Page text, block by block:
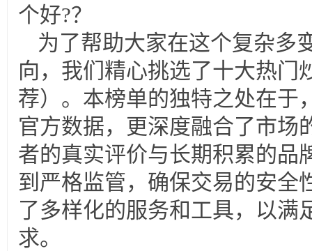
个好?？
为了帮助大家在这个复杂多
向，我们精心挑选了十大热门
荐）。本榜单的独特之处在于
官方数据，更深度融合了市
者的真实评价与长期积累的品
到严格监管，确保交易的安全
了多样化的服务和工具，以满
求。